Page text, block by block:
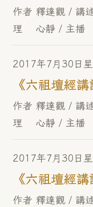
作者 釋達觀 /
理 心靜 / 主播
2017年7月30日
《六祖壇經
作者 釋達觀 /
理 心靜 / 主播
2017年7月30日
《六祖壇經
作者 釋達觀 /